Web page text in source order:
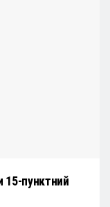
15-пунктний